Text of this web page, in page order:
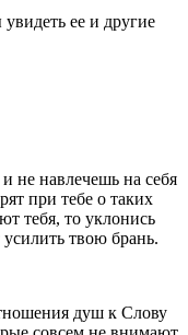
ее и другие
не навлечешь на себя
при тебе о таких
тебя, то уклонись
твою брань.
душ к Слову